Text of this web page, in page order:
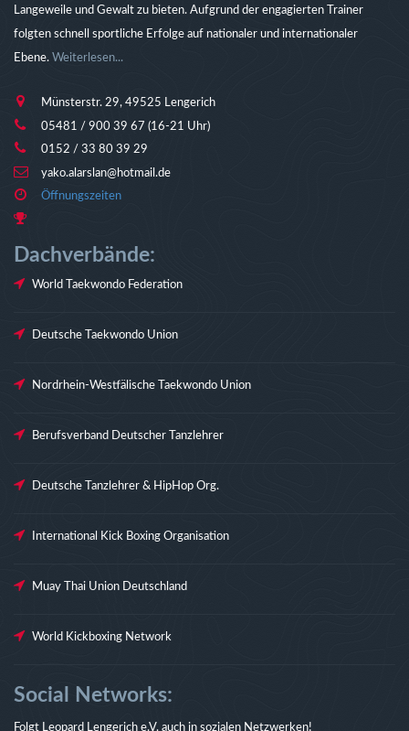
Langeweile und Gewalt zu bieten. Aufgrund der engagierten Trainer
folgten schnell sportliche Erfolge auf nationaler und internationaler
Ebene. Weiterlesen...
Münsterstr. 29, 49525 Lengerich
05481 / 900 39 67 (16-21 Uhr)
0152 / 33 80 39 29
yako.alarslan@hotmail.de
Öffnungszeiten
Dachverbände:
World Taekwondo Federation
Deutsche Taekwondo Union
Nordrhein-Westfälische Taekwondo Union
Berufsverband Deutscher Tanzlehrer
Deutsche Tanzlehrer & HipHop Org.
International Kick Boxing Organisation
Muay Thai Union Deutschland
World Kickboxing Network
Social Networks:
Folgt Leopard Lengerich e.V. auch in sozialen Netzwerken!